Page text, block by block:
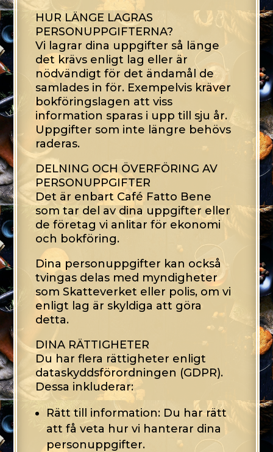
HUR LÄNGE LAGRAS
PERSONUPPGIFTERNA?
Vi lagrar dina uppgifter så länge
det krävs enligt lag eller är
nödvändigt för det ändamål de
samlades in för. Exempelvis kräver
bokföringslagen att viss
information sparas i upp till sju år.
Uppgifter som inte längre behövs
raderas.
DELNING OCH ÖVERFÖRING AV
PERSONUPPGIFTER
Det är enbart Café Fatto Bene
som tar del av dina uppgifter eller
de företag vi anlitar för ekonomi
och bokföring.
Dina personuppgifter kan också
tvingas delas med myndigheter
som Skatteverket eller polis, om vi
enligt lag är skyldiga att göra
detta.
DINA RÄTTIGHETER
Du har flera rättigheter enligt
dataskyddsförordningen (GDPR).
Dessa inkluderar:
Rätt till information: Du har rätt
att få veta hur vi hanterar dina
personuppgifter.